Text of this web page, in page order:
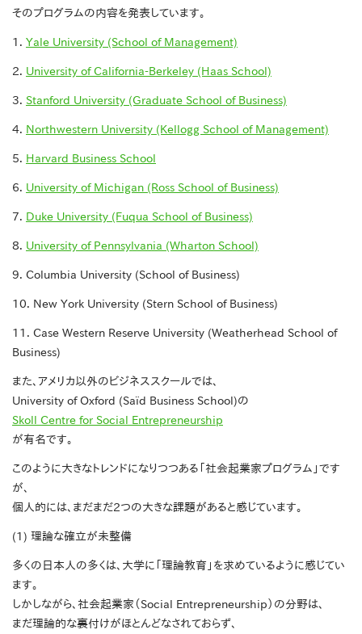
そのプログラムの内容を発表しています。
1. Yale University (School of Management)
2. University of California-Berkeley (Haas School)
3. Stanford University (Graduate School of Business)
4. Northwestern University (Kellogg School of Management)
5. Harvard Business School
6. University of Michigan (Ross School of Business)
7. Duke University (Fuqua School of Business)
8. University of Pennsylvania (Wharton School)
9. Columbia University (School of Business)
10. New York University (Stern School of Business)
11. Case Western Reserve University (Weatherhead School of
Business)
また、アメリカ以外のビジネススクールでは、
University of Oxford (Saïd Business School)の
Skoll Centre for Social Entrepreneurship
が有名です。
このように大きなトレンドになりつつある「社会起業家プログラム」です
が、
個人的には、まだまだ2つの大きな課題があると感じています。
(1) 理論な確立が未整備
多くの日本人の多くは、大学に「理論教育」を求めているように感じてい
ます。
しかしながら、社会起業家（Social Entrepreneurship）の分野は、
まだ理論的な裏付けがほとんどなされておらず、